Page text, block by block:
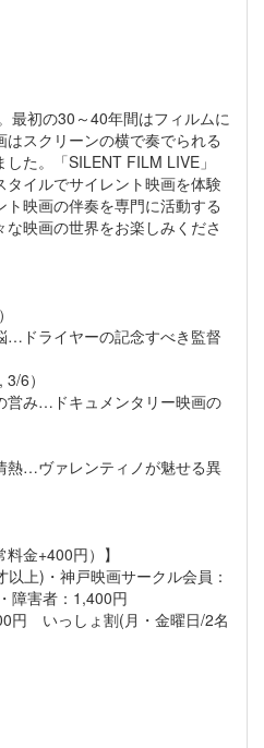
最初の30～40年間はフィルムに
スクリーンの横で奏でられる
た。「SILENT FILM LIVE」
イルでサイレント映画を体験
映画の伴奏を専門に活動する
映画の世界をお楽しみくださ
…ドライヤーの記念すべき監督
6）
営み…ドキュメンタリー映画の
熱…ヴァレンティノが魅せる異
金+400円）】
上)・神戸映画サークル会員：
障害者：1,400円
円 いっしょ割(月・金曜日/2名